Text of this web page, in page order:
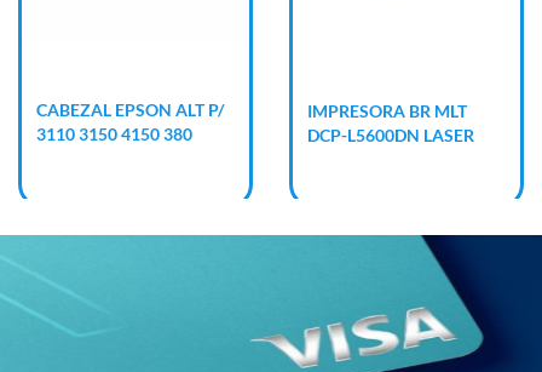
CABEZAL EPSON ALT P/
3110 3150 4150 380
IMPRESORA BR MLT
DCP-L5600DN LASER